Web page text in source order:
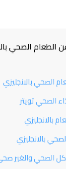
الطعام الصحي
الصحي بالانجليزي
الصحي تويتر
بالانجليزي
بالانجليزي
الصحي والغير صحي